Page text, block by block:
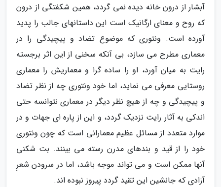
آبشار از درون خانه دیده نمی گردد، همین شکفتگی از درون
که روح و معنای ارگانیک است این داستانهای جالب را پدید
آورده است. ونتوری که موضوع تضاد و پیچیدگی را در
معماری مطرح می سازد، بی آنکه سخنی از این اثر برجسته
رایت به میان آورد، او را ساده گرا و معماریش را معماری
روستایی معرفی می نماید، اما خود ونتوری چه از نظر تضاد
و پیچیدگی و چه از هیچ نظر دیگر در معماری نتوانسه حتی
اندکی به آثار رایت نزدیک گردد، و این از پاره ای جهات و در
موارد متعدد از مسائل عظیم معمارانی است که چون ونتوری
خود را از قید و بندهای مدرن رسته می بینند. بت شکنی
آنها ممکن است و می تواند موجه باشد، اما در سرودن شعرِ
آزادی که جانشین این تقید گردد پیروز نبوده اند.